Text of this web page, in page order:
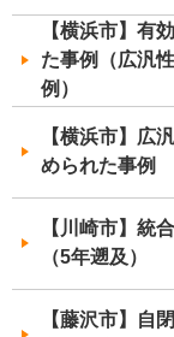
【横浜市】有
た事例（広汎
例）
【横浜市】広
められた事例
【川崎市】統
（5年遡及）
【藤沢市】自